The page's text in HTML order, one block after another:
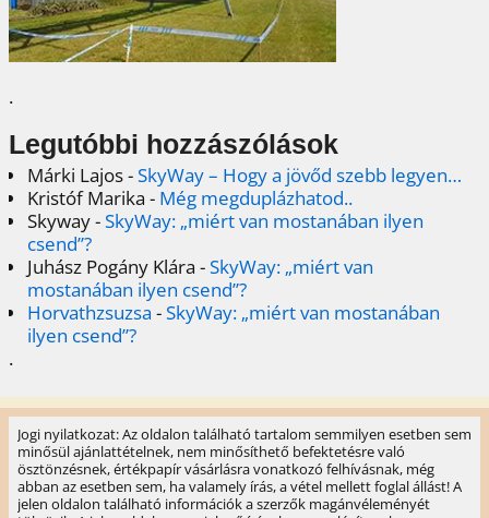
.
Legutóbbi hozzászólások
Márki Lajos-SkyWay – Hogy a jövőd szebb legyen…
Kristóf Marika - Még megduplázhatod..
Skyway-SkyWay: „miért van mostanában ilyen
csend”?
Juhász Pogány Klára -SkyWay: „miért van
mostanában ilyen csend”?
Horvathzsuzsa -SkyWay: „miért van mostanában
ilyen csend”?
.
Jogi nyilatkozat: Az oldalon található tartalom semmilyen esetben sem
minősül ajánlattételnek, nem minősíthető befektetésre való
ösztönzésnek, értékpapír vásárlásra vonatkozó felhívásnak, még
abban az esetben sem, ha valamely írás, a vétel mellett foglal állást! A
jelen oldalon található információk a szerzők magánvéleményét